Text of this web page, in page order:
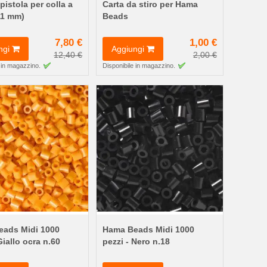
per colla a
mm)
7,80 €
12,40 €
magazzino.
Carta da stiro per Hama
Beads
Aggiungi
1,00 €
2,00 €
Disponibile in magazzino.
Midi 1000
ocra n.60
Hama Beads Midi 1000
pezzi - Nero n.18